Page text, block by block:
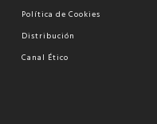
Política de Cookies
Distribución
Canal Ético